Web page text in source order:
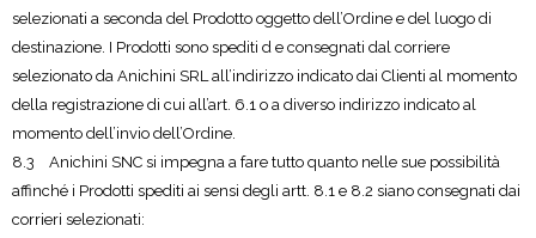
selezionati a seconda del Prodotto oggetto dell’Ordine e del luogo di
destinazione. I Prodotti sono spediti d e consegnati dal corriere
selezionato da Anichini SRL all’indirizzo indicato dai Clienti al momento
della registrazione di cui all’art. 6.1 o a diverso indirizzo indicato al
momento dell’invio dell’Ordine.
8.3 Anichini SNC si impegna a fare tutto quanto nelle sue possibilità
affinché i Prodotti spediti ai sensi degli artt. 8.1 e 8.2 siano consegnati dai
corrieri selezionati: